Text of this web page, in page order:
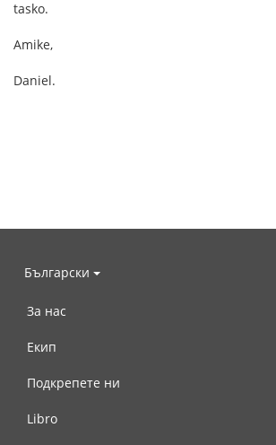
tasko.
Amike,
Daniel.
Български
За нас
Екип
Подкрепете ни
Libro